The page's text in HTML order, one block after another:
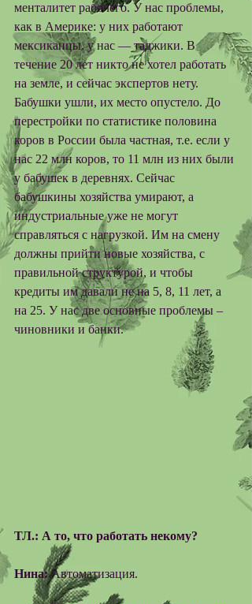
менталитет рабочего. У нас проблемы,
как в Америке: у них работают
мексиканцы, у нас — таджики. В
течение 20 лет никто не хотел работать
на земле, и сейчас экспертов нету.
Бабушки ушли, их место опустело. До
перестройки по статистике половина
коров в России была частная, т.е. если у
нас 22 млн коров, то 11 млн из них были
у бабушек в деревнях. Сейчас
бабушкины хозяйства умирают, а
индустриальные уже не могут
справляться с нагрузкой. Им на смену
должны прийти новые хозяйства, с
правильной структурой, и чтобы
кредиты им давали не на 5, 8, 11 лет, а
на 25. У нас две основные проблемы –
чиновники и банки.
ТЛ.: А то, что работать некому?
Нина: Автоматизация.